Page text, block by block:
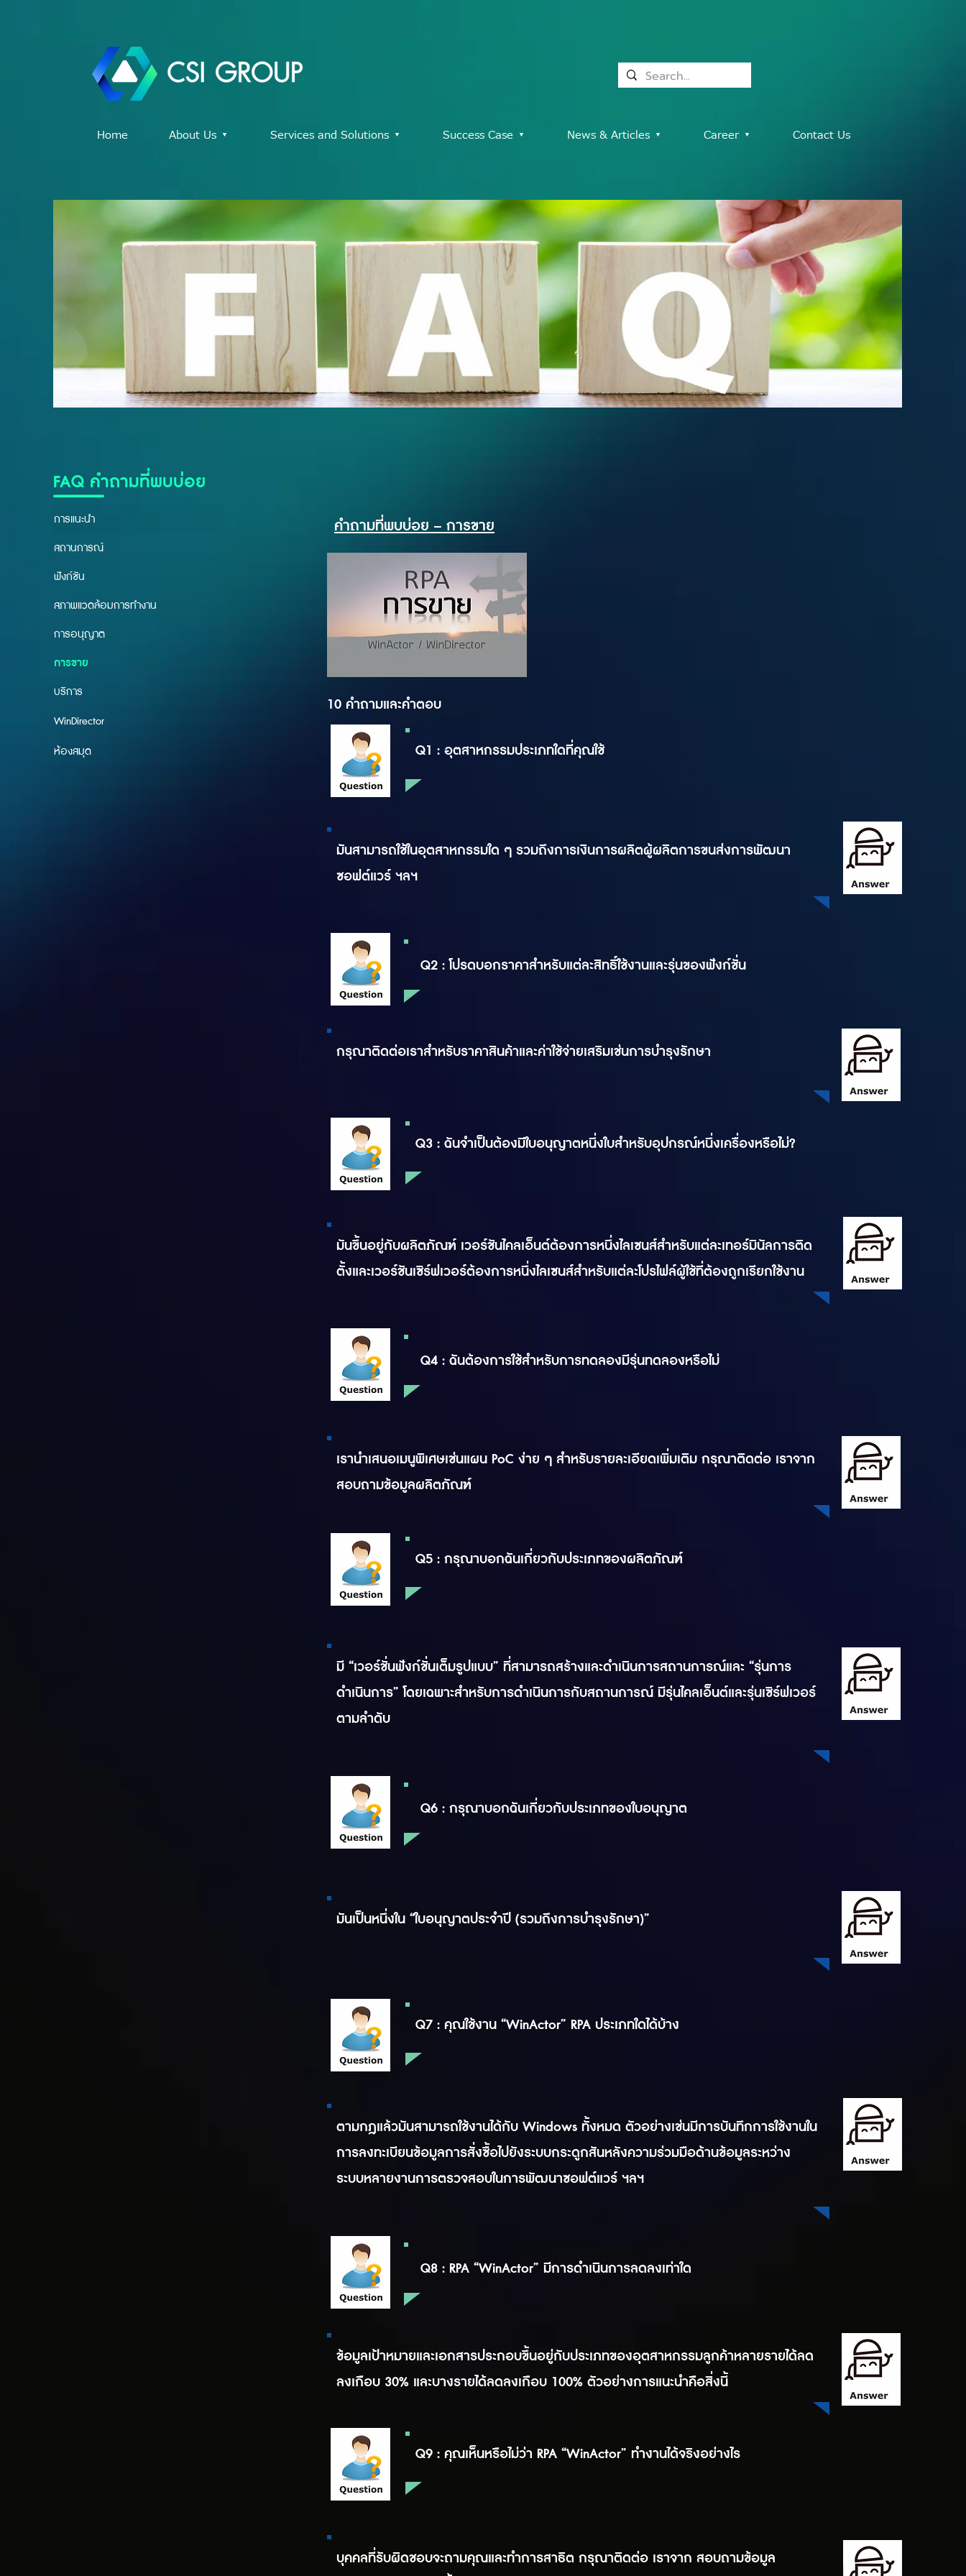
Home About Us ▾ Services and Solutions ▾ Success Case ▾ News & Articles ▾ Career ▾ Contact Us
FAQ คำถามที่พบบ่อย
การแนะนำ
สถานการณ์
ฟังก์ชัน
สภาพแวดล้อมการทำงาน
การอนุญาต
การขาย
บริการ
WinDirector
ห้องสมุด
คำถามที่พบบ่อย – การขาย
10 คำถามและคำตอบ
Q1 : อุตสาหกรรมประเภทใดที่คุณใช้
มันสามารถใช้ในอุตสาหกรรมใด ๆ รวมถึงการเงินการผลิตผู้ผลิตการขนส่งการพัฒนา
ซอฟต์แวร์ ฯลฯ
Q2 : โปรดบอกราคาสำหรับแต่ละสิทธิ์ใช้งานและรุ่นของฟังก์ชั่น
กรุณาติดต่อเราสำหรับราคาสินค้าและค่าใช้จ่ายเสริมเช่นการบำรุงรักษา
Q3 : ฉันจำเป็นต้องมีใบอนุญาตหนึ่งใบสำหรับอุปกรณ์หนึ่งเครื่องหรือไม่?
มันขึ้นอยู่กับผลิตภัณฑ์ เวอร์ชันไคลเอ็นต์ต้องการหนึ่งไลเซนส์สำหรับแต่ละเทอร์มินัลการติด
ตั้งและเวอร์ชันเซิร์ฟเวอร์ต้องการหนึ่งไลเซนส์สำหรับแต่ละโปรไฟล์ผู้ใช้ที่ต้องถูกเรียกใช้งาน
Q4 : ฉันต้องการใช้สำหรับการทดลองมีรุ่นทดลองหรือไม่
เรานำเสนอเมนูพิเศษเช่นแผน PoC ง่าย ๆ สำหรับรายละเอียดเพิ่มเติม กรุณาติดต่อ เราจาก
สอบถามข้อมูลผลิตภัณฑ์
Q5 : กรุณาบอกฉันเกี่ยวกับประเภทของผลิตภัณฑ์
มี “เวอร์ชั่นฟังก์ชั่นเต็มรูปแบบ” ที่สามารถสร้างและดำเนินการสถานการณ์และ “รุ่นการ
ดำเนินการ” โดยเฉพาะสำหรับการดำเนินการกับสถานการณ์ มีรุ่นไคลเอ็นต์และรุ่นเซิร์ฟเวอร์
ตามลำดับ
Q6 : กรุณาบอกฉันเกี่ยวกับประเภทของใบอนุญาต
มันเป็นหนึ่งใน “ใบอนุญาตประจำปี (รวมถึงการบำรุงรักษา)”
Q7 : คุณใช้งาน “WinActor” RPA ประเภทใดได้บ้าง
ตามกฎแล้วมันสามารถใช้งานได้กับ Windows ทั้งหมด ตัวอย่างเช่นมีการบันทึกการใช้งานใน
การลงทะเบียนข้อมูลการสั่งซื้อไปยังระบบกระดูกสันหลังความร่วมมือด้านข้อมูลระหว่าง
ระบบหลายงานการตรวจสอบในการพัฒนาซอฟต์แวร์ ฯลฯ
Q8 : RPA “WinActor” มีการดำเนินการลดลงเท่าใด
ข้อมูลเป้าหมายและเอกสารประกอบขึ้นอยู่กับประเภทของอุตสาหกรรมลูกค้าหลายรายได้ลด
ลงเกือบ 30% และบางรายได้ลดลงเกือบ 100% ตัวอย่างการแนะนำคือสิ่งนี้
Q9 : คุณเห็นหรือไม่ว่า RPA “WinActor” ทำงานได้จริงอย่างไร
บุคคลที่รับผิดชอบจะถามคุณและทำการสาธิต กรุณาติดต่อ เราจาก สอบถามข้อมูล